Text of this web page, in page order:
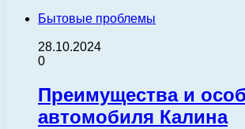
Бытовые проблемы
28.10.2024
0
Преимущества и
автомобиля Калина